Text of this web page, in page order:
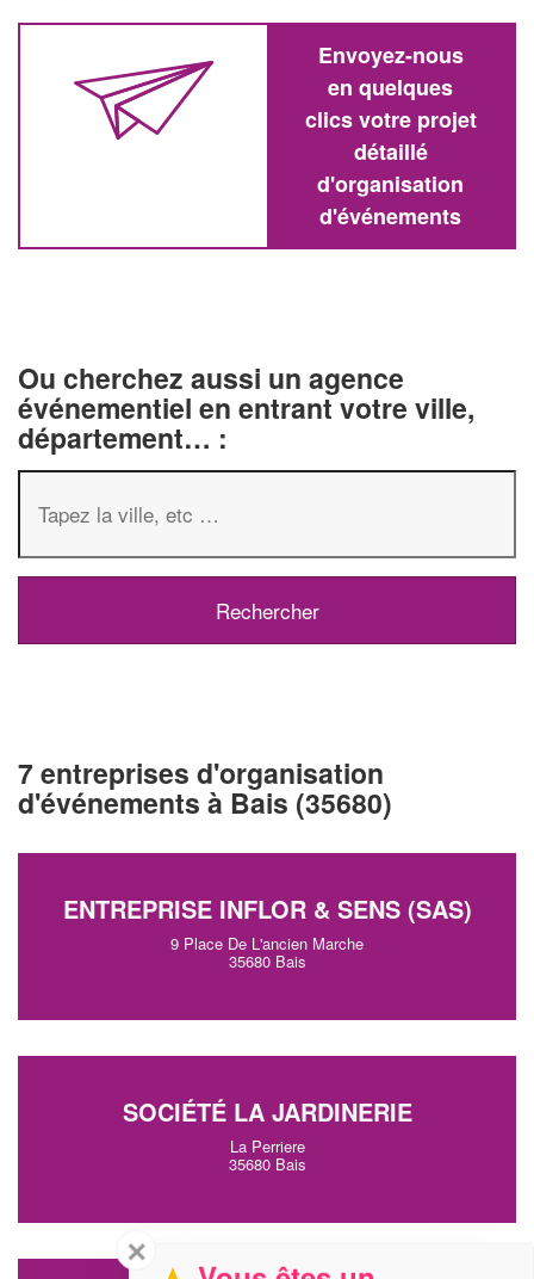
Envoyez-nous
en quelques
clics votre projet
détaillé
d'organisation
d'événements
Ou cherchez aussi un agence
événementiel en entrant votre ville,
département… :
7 entreprises d'organisation
d'événements à Bais (35680)
ENTREPRISE INFLOR & SENS (SAS)
9 Place De L'ancien Marche
35680 Bais
SOCIÉTÉ LA JARDINERIE
La Perriere
35680 Bais
✕